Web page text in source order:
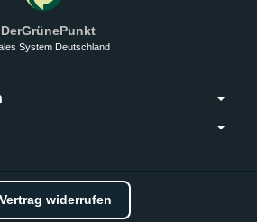
DerGrünePunkt
System Deutschland
Vertrag widerrufen